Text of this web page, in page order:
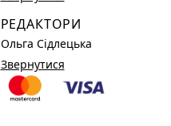
РЕДАКТОРИ
Ольга Сідлецька
Звернутися